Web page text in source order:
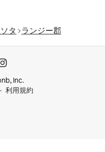
タ
ランジー郡
Inc.
利用規約